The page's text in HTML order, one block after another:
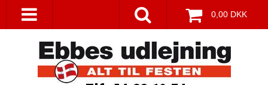
0,00 DKK